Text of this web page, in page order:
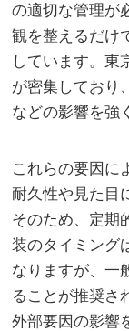
の適切な管理が
観を整えるだけ
しています。東
が密集しており
などの影響を強
これらの要因に
耐久性や見た目
そのため、定期
装のタイミング
なりますが、一
ることが推奨さ
外部要因の影響